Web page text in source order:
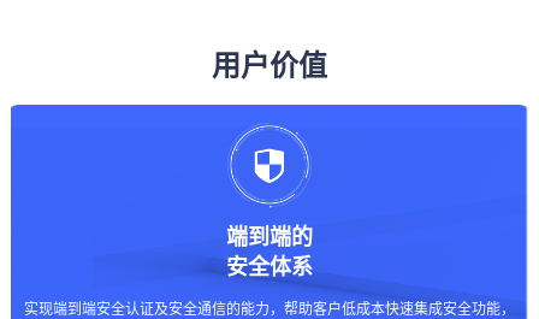
用户价值
端到端的
安全体系
实现端到端安全认证及安全通信的能力，帮助客户低成本快速集成安全功能，